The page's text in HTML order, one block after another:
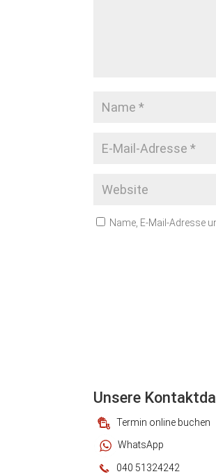
Name, E-Mail-Adresse
Unsere
Termin online buchen
WhatsApp
040 51324242